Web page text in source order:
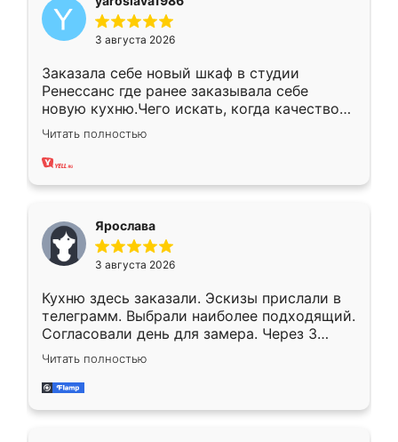
3 августа 2026
Заказала себе новый шкаф в студии
Ренессанс где ранее заказывала себе
новую кухню.Чего искать, когда качеством
вполне довольна. Служит кухня уже почти
два года, нареканий нет.
Читать полностью
Ярослава
3 августа 2026
Кухню здесь заказали. Эскизы прислали в
телеграмм. Выбрали наиболее подходящий.
Согласовали день для замера. Через 3
недели кухня была уже готова. Остались
довольны работой. Спасибо Ренессанс
мебель за качественную работу!
Читать полностью